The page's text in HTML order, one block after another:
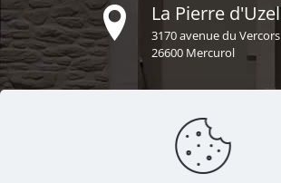
La Pierre d'Uzel
3170 avenue du Vercors
26600 Mercurol
04 75 07 32 57